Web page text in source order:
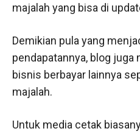
majalah yang bisa di
Demikian pula yang
pendapatannya, blog juga
bisnis berbayar lainnya
majalah.
Untuk media cetak